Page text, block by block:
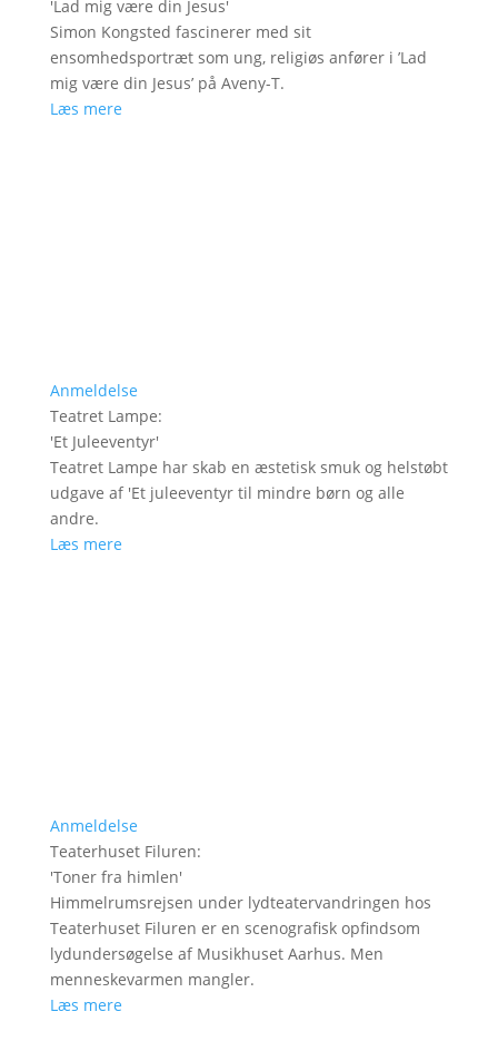
'Lad mig være din Jesus'
Simon Kongsted fascinerer med sit
ensomhedsportræt som ung, religiøs anfører i ’Lad
mig være din Jesus’ på Aveny-T.
Læs mere
Anmeldelse
Teatret Lampe:
'Et Juleeventyr'
Teatret Lampe har skab en æstetisk smuk og helstøbt
udgave af 'Et juleeventyr til mindre børn og alle
andre.
Læs mere
Anmeldelse
Teaterhuset Filuren:
'Toner fra himlen'
Himmelrumsrejsen under lydteatervandringen hos
Teaterhuset Filuren er en scenografisk opfindsom
lydundersøgelse af Musikhuset Aarhus. Men
menneskevarmen mangler.
Læs mere